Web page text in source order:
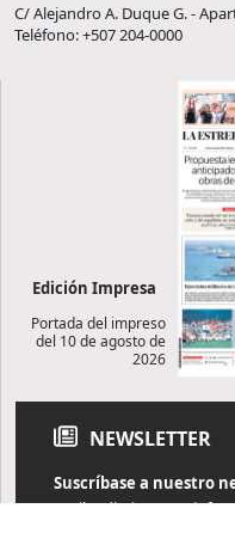
C/ Alejandro A. Duque G. -
Teléfono: +507 204-0000
Edición Impresa
Portada del impreso
del 10 de agosto de
2026
NEWSLETTER
Suscríbase a nuestro
Reciba diariamente